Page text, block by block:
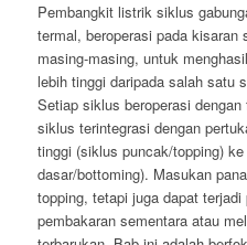
Pembangkit listrik siklus
termal, beroperasi pada kisaran
masing-masing, untuk
lebih tinggi daripada salah satu
Setiap siklus beroperasi
siklus terintegrasi dengan
tinggi (siklus puncak/topping)
dasar/bottoming). Masukan
topping, tetapi juga dapat
pembakaran sementara atau